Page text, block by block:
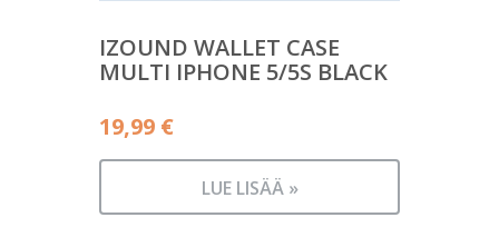
IZOUND WALLET CASE
MULTI IPHONE 5/5S BLACK
19,99 €
LUE LISÄÄ »